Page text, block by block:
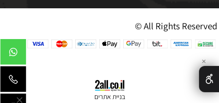
© All Rights Reserved
בניית אתרים
✕